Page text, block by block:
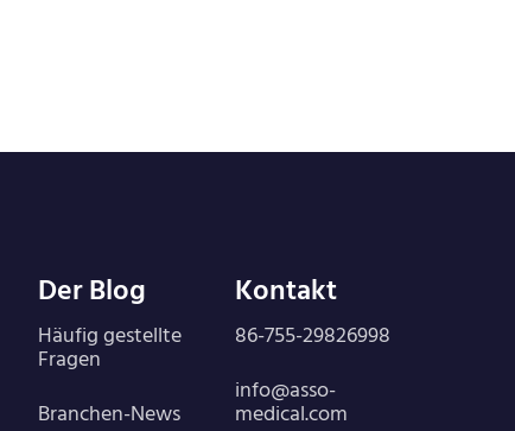
Der Blog
Häufig gestellte
Fragen
Branchen-News
Kontakt
86-755-29826998
info@asso-
medical.com